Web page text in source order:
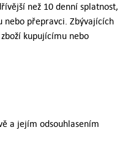
než 10 denní splatnost,
nebo přepravci. Zbývajících
kupujícímu nebo
a jejím odsouhlasením